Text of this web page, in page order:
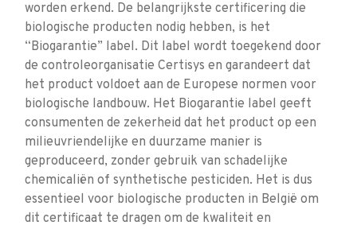
worden erkend. De belangrijkste certificering die
biologische producten nodig hebben, is het
“Biogarantie” label. Dit label wordt toegekend door
de controleorganisatie Certisys en garandeert dat
het product voldoet aan de Europese normen voor
biologische landbouw. Het Biogarantie label geeft
consumenten de zekerheid dat het product op een
milieuvriendelijke en duurzame manier is
geproduceerd, zonder gebruik van schadelijke
chemicaliën of synthetische pesticiden. Het is dus
essentieel voor biologische producten in België om
dit certificaat te dragen om de kwaliteit en